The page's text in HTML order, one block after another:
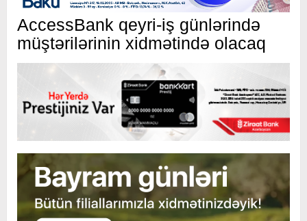
AccessBank qeyri-iş günlərində
müştərilərinin xidmətində olacaq